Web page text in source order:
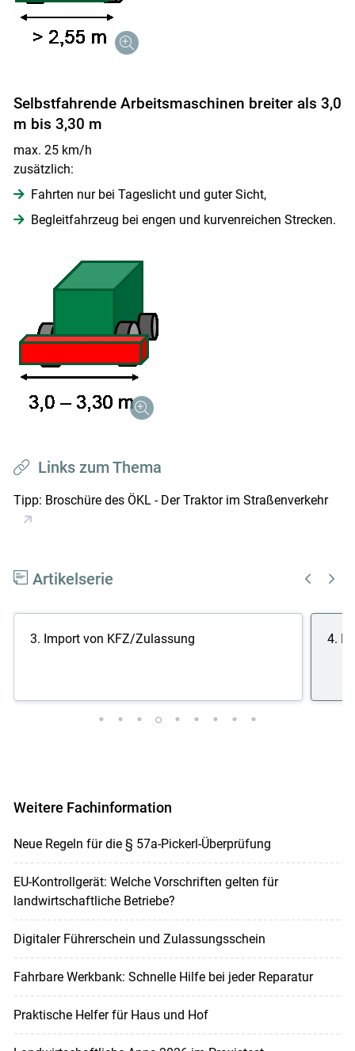
Selbstfahrende Arbeitsmaschinen breiter als 3,0
m bis 3,30 m
max. 25 km/h
zusätzlich:
Fahrten nur bei Tageslicht und guter Sicht,
Begleitfahrzeug bei engen und kurvenreichen Strecken.
Links zum Thema
Tipp: Broschüre des ÖKL - Der Traktor im Straßenverkehr
Artikelserie
3. Import von KFZ/Zulassung 4.
Weitere Fachinformation
Neue Regeln für die § 57a-Pickerl-Überprüfung
EU-Kontrollgerät: Welche Vorschriften gelten für
landwirtschaftliche Betriebe?
Digitaler Führerschein und Zulassungsschein
Fahrbare Werkbank: Schnelle Hilfe bei jeder Reparatur
Praktische Helfer für Haus und Hof